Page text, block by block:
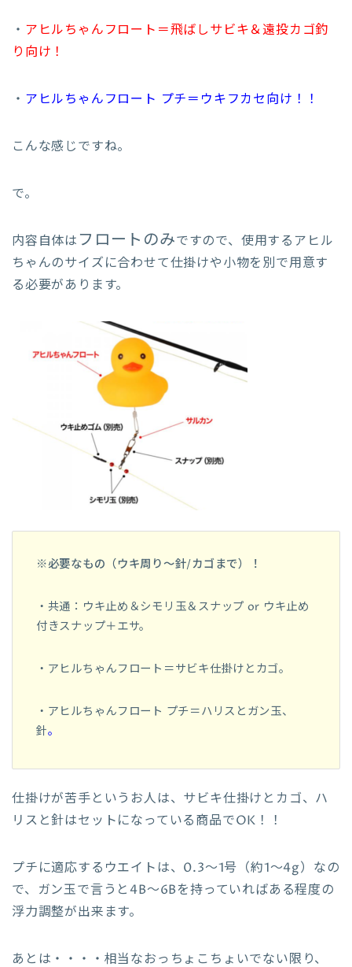
・ アヒルちゃんフロート＝飛ばしサビキ＆遠投カゴ釣
り向け！
・ アヒルちゃんフロート プチ＝ウキフカセ向け！！
こんな感じですね。
で。
内容自体は フロートのみですので、使用するアヒル
ちゃんのサイズに合わせて仕掛けや小物を別で用意す
る必要があります。
※必要なもの（ウキ周り〜針/カゴまで）！
・共通：ウキ止め＆シモリ玉＆スナップ or ウキ止め
付きスナップ＋エサ。
・アヒルちゃんフロート＝サビキ仕掛けとカゴ。
・アヒルちゃんフロート プチ＝ハリスとガン玉、
針。
仕掛けが苦手というお人は、サビキ仕掛けとカゴ、ハ
リスと針はセットになっている商品でOK！！
プチに適応するウエイトは、0.3～1号（約1～4g）なの
で、ガン玉で言うと4B〜6Bを持っていればある程度の
浮力調整が出来ます。
あとは・・・・相当なおっちょこちょいでない限り、